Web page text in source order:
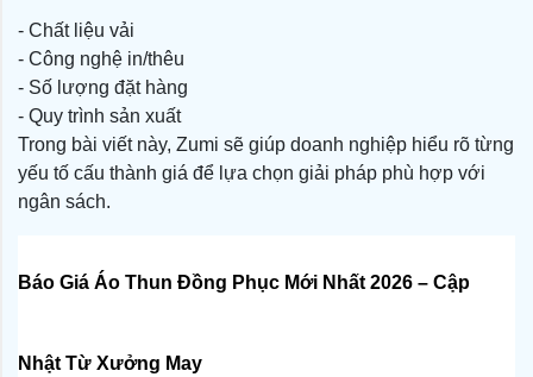
- Chất liệu vải
- Công nghệ in/thêu
- Số lượng đặt hàng
- Quy trình sản xuất
Trong bài viết này, Zumi sẽ giúp doanh nghiệp hiểu rõ từng
yếu tố cấu thành giá để lựa chọn giải pháp phù hợp với
ngân sách.
Báo Giá Áo Thun Đồng Phục Mới Nhất 2026 – Cập
Nhật Từ Xưởng May